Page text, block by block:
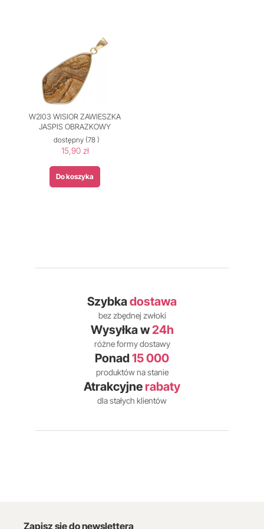
W2I03 WISIOR ZAWIESZKA
JASPIS OBRAZKOWY
dostępny(78 )
15,90 zł
Do koszyka
Szybkadostawa
bez zbędnej zwłoki
Wysyłka w24h
różne formy dostawy
Ponad 15 000
produktów na stanie
Atrakcyjne rabaty
dla stałych klientów
Zapisz się do newslettera